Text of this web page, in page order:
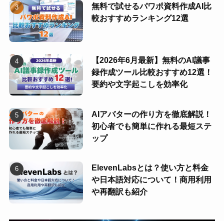
無料で試せるパワポ資料作成AI比
較おすすめランキング12選
【2026年6月最新】無料のAI議事
録作成ツール比較おすすめ12選！
要約や文字起こしを効率化
AIアバターの作り方を徹底解説！
初心者でも簡単に作れる最短ステ
ップ
ElevenLabsとは？使い方と料金
や日本語対応について！商用利用
や再翻訳も紹介